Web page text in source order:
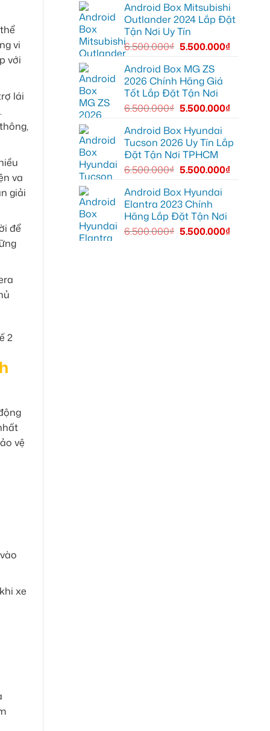
vi
với
lái
va
giải
để
vệ
xe
cho
Toyota
Vios
Android Box Mitsubishi
Outlander 2024 Lắp Đặt
Tận Nơi Uy Tín
6.500.000₫ 5.500.000₫
Android Box MG ZS
2026 Chính Hãng Giá
Tốt Lắp Đặt Tận Nơi
6.500.000₫ 5.500.000₫
Android Box Hyundai
Tucson 2026 Uy Tín Lắp
Đặt Tận Nơi TPHCM
6.500.000₫ 5.500.000₫
Android Box Hyundai
Elantra 2023 Chính
Hãng Lắp Đặt Tận Nơi
6.500.000₫ 5.500.000₫